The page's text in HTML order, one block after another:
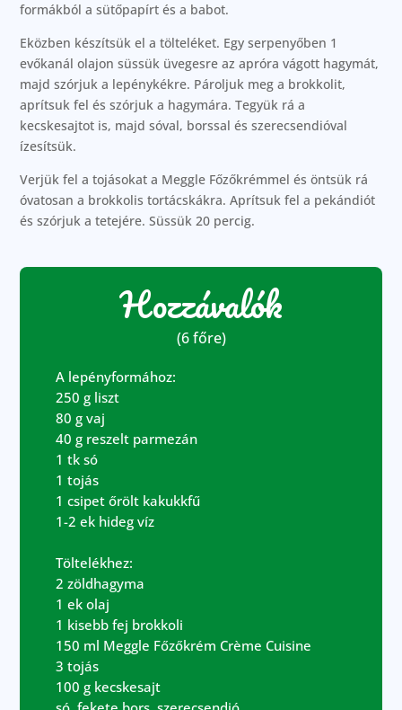
Hozzávalók
(6 főre)
A lepényformához:
250 g liszt
80 g vaj
40 g reszelt parmezán
1 tk só
1 tojás
1 csipet őrölt kakukkfű
1-2 ek hideg víz
Töltelékhez:
2 zöldhagyma
1 ek olaj
1 kisebb fej brokkoli
150 ml Meggle Főzőkrém Crème Cuisine
3 tojás
100 g kecskesajt
formákból a sütőpapírt és a babot.
Eközben készítsük el a tölteléket. Egy serpenyőben 1
evőkanál olajon süssük üvegesre az apróra vágott hagymát,
majd szórjuk a lepénykékre. Pároljuk meg a brokkolit,
aprítsuk fel és szórjuk a hagymára. Tegyük rá a
kecskesajtot is, majd sóval, borssal és szerecsendióval
ízesítsük.
Verjük fel a tojásokat a Meggle Főzőkrémmel és öntsük rá
óvatosan a brokkolis tortácskákra. Aprítsuk fel a pekándiót
és szórjuk a tetejére. Süssük 20 percig.